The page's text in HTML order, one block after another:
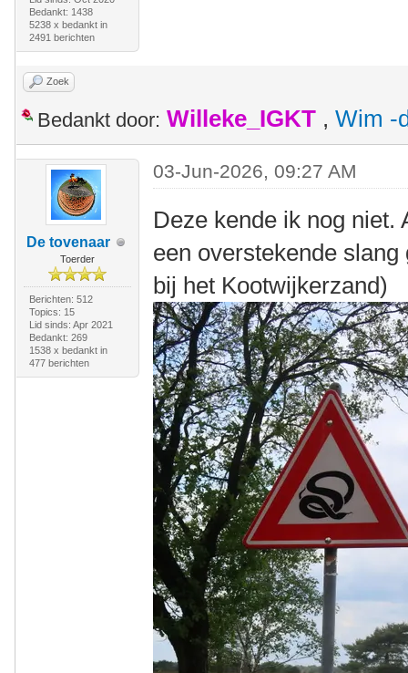
Bedankt: 1438
5238 x bedankt in
2491 berichten
Zoek
Bedankt door: Willeke_IGKT , Wim -
De tovenaar
Toerder
Berichten: 512
Topics: 15
Lid sinds: Apr 2021
Bedankt: 269
1538 x bedankt in
477 berichten
03-Jun-2026, 09:27 AM
Deze kende ik nog niet.
een overstekende
bij het Kootwijkerzand)